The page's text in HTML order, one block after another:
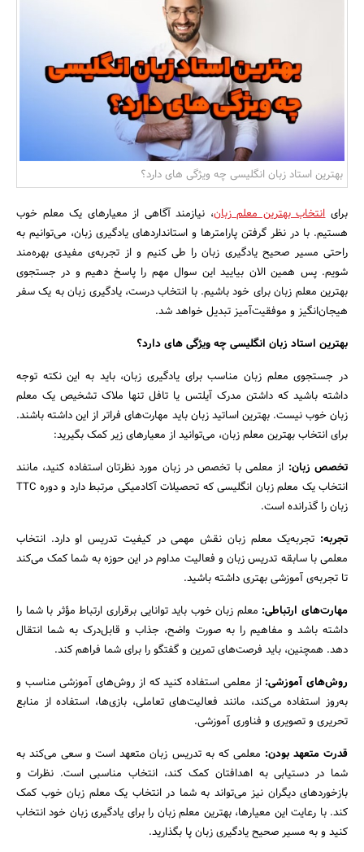
مسکن و ساختمان
بهترین استاد زبان انگلیسی چه ویژگی های دارد؟
برایانتخاب بهترین معلم زبان، نیازمند آگاهی از معیارهای یک معلم خوب
هستیم. با در نظر گرفتن پارامترها و استانداردهای یادگیری زبان، می‌توانیم به
راحتی مسیر صحیح یادگیری زبان را طی کنیم و از تجربه‌ی مفیدی بهره‌مند
شویم. پس همین الان بیایید این سوال مهم را پاسخ دهیم و در جستجوی
بهترین معلم زبان برای خود باشیم. با انتخاب درست، یادگیری زبان به یک سفر
هیجان‌انگیز و موفقیت‌آمیز تبدیل خواهد شد.
بهترین استاد زبان انگلیسی چه ویژگی های دارد؟
در جستجوی معلم زبان مناسب برای یادگیری زبان، باید به این نکته توجه
داشته باشید که داشتن مدرک آیلتس یا تافل تنها ملاک تشخیص یک معلم
زبان خوب نیست. بهترین اساتید زبان باید مهارت‌های فراتر از این داشته باشند.
برای انتخاب بهترین معلم زبان، می‌توانید از معیارهای زیر کمک بگیرید:
تخصص زبان: از معلمی با تخصص در زبان مورد نظرتان استفاده کنید، مانند
انتخاب یک معلم زبان انگلیسی که تحصیلات آکادمیکی مرتبط دارد و دوره TTC
زبان را گذرانده است.
تجربه: تجربه‌یک معلم زبان نقش مهمی در کیفیت تدریس او دارد. انتخاب
معلمی با سابقه تدریس زبان و فعالیت مداوم در این حوزه به شما کمک می‌کند
تا تجربه‌ی آموزشی بهتری داشته باشید.
مهارت‌های ارتباطی: معلم زبان خوب باید توانایی برقراری ارتباط مؤثر با شما را
داشته باشد و مفاهیم را به صورت واضح، جذاب و قابل‌درک به شما انتقال
دهد. همچنین، باید فرصت‌های تمرین و گفتگو را برای شما فراهم کند.
روش‌های آموزشی: از معلمی استفاده کنید که از روش‌های آموزشی مناسب و
به‌روز استفاده می‌کند، مانند فعالیت‌های تعاملی، بازی‌ها، استفاده از منابع
تحریری و تصویری و فناوری آموزشی.
قدرت متعهد بودن: معلمی که به تدریس زبان متعهد است و سعی می‌کند به
شما در دستیابی به اهدافتان کمک کند، انتخاب مناسبی است. نظرات و
بازخوردهای دیگران نیز می‌تواند به شما در انتخاب یک معلم زبان خوب کمک
کند. با رعایت این معیارها، بهترین معلم زبان را برای یادگیری زبان خود انتخاب
کنید و به مسیر صحیح یادگیری زبان پا بگذارید.